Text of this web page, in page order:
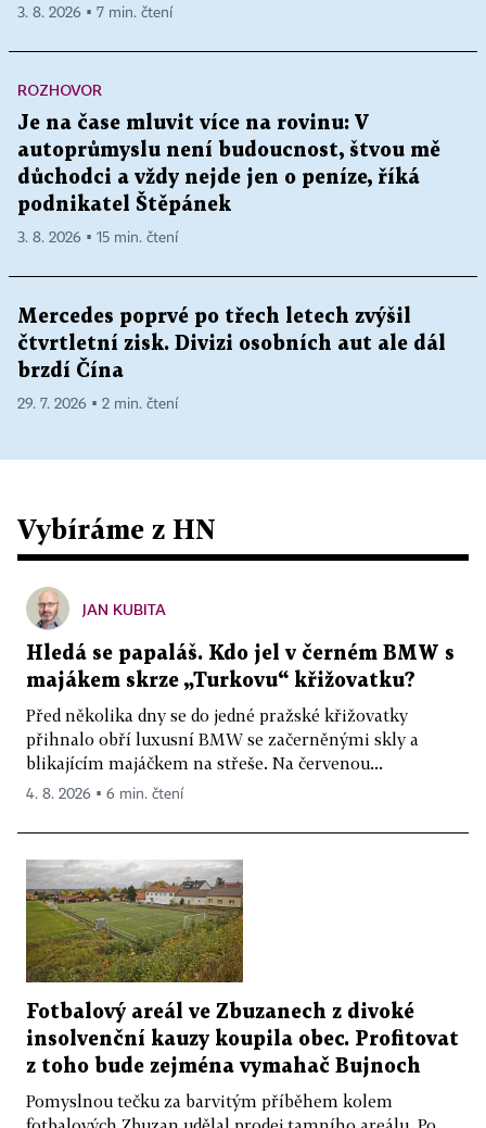
3. 8. 2026 ▪ 7 min. čtení
ROZHOVOR
Je na čase mluvit více na rovinu: V
autoprůmyslu není budoucnost, štvou mě
důchodci a vždy nejde jen o peníze, říká
podnikatel Štěpánek
3. 8. 2026 ▪ 15 min. čtení
Mercedes poprvé po třech letech zvýšil
čtvrtletní zisk. Divizi osobních aut ale dál
brzdí Čína
29. 7. 2026 ▪ 2 min. čtení
Vybíráme z HN
JAN KUBITA
Hledá se papaláš. Kdo jel v černém BMW s
majákem skrze „Turkovu“ křižovatku?
Před několika dny se do jedné pražské křižovatky
přihnalo obří luxusní BMW se začerněnými skly a
blikajícím majáčkem na střeše. Na červenou...
4. 8. 2026 ▪ 6 min. čtení
Fotbalový areál ve Zbuzanech z divoké
insolvenční kauzy koupila obec. Profitovat
z toho bude zejména vymahač Bujnoch
Pomyslnou tečku za barvitým příběhem kolem